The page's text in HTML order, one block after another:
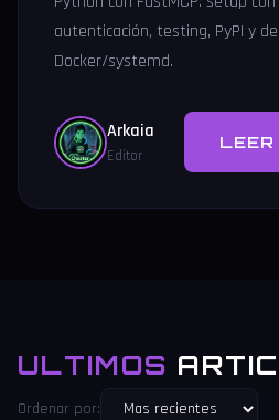
autenticación, testing, PyPI y
Docker/systemd.
Arkaia
Editor
LEER
ULTIMOS
Ordenar por: